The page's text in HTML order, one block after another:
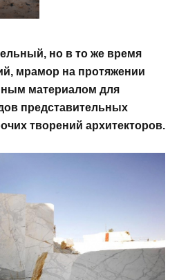
но в то же время
мрамор на протяжении
материалом для
представительных
творений архитекторов.